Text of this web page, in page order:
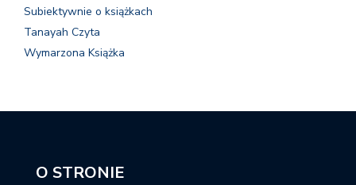
Subiektywnie o książkach
Tanayah Czyta
Wymarzona Książka
O STRONIE